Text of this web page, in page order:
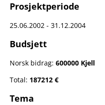
Prosjektperiode
25.06.2002 - 31.12.2004
Budsjett
Norsk bidrag: 600000 Kjell
Total: 187212 €
Tema